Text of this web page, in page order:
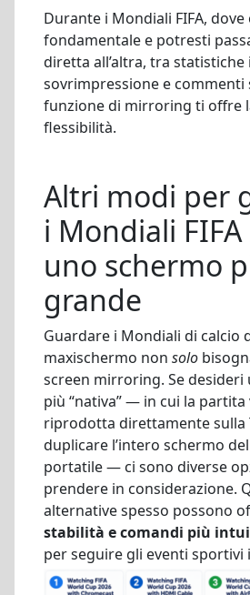
Durante i Mondiali FIFA,
fondamentale e potresti
diretta all’altra, tra statistiche
sovrimpressione e commenti
funzione di mirroring ti offre
flessibilità.
Altri modi per
i Mondiali FIFA
uno schermo
grande
Guardare i Mondiali di calcio
maxischermo non solo
screen mirroring. Se desideri
più “nativa” — in cui la partita
riprodotta direttamente sulla
duplicare l’intero schermo
portatile — ci sono diverse
prendere in considerazione.
alternative spesso possono
stabilità e comandi più
per seguire gli eventi sportivi